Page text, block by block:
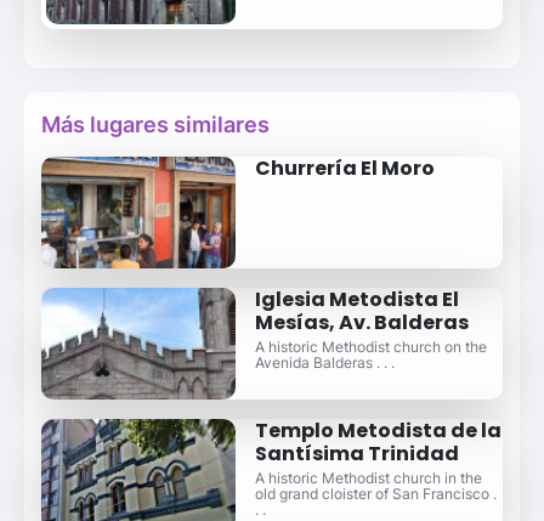
Más lugares similares
Churrería El Moro
Iglesia Metodista El
Mesías, Av. Balderas
A historic Methodist church on the
Avenida Balderas . . .
Templo Metodista de la
Santísima Trinidad
A historic Methodist church in the
old grand cloister of San Francisco .
. .